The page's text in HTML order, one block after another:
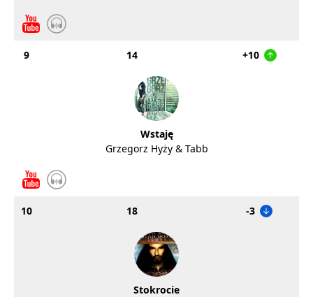
9 14 +10
Wstaję
Grzegorz Hyży & Tabb
10 18 -3
Stokrocie